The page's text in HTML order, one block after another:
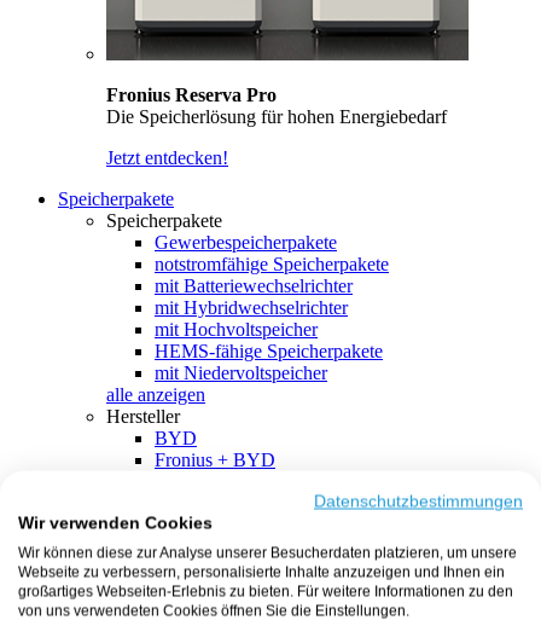
Fronius Reserva Pro
Die Speicherlösung für hohen Energiebedarf
Jetzt entdecken!
Speicherpakete
Speicherpakete
Gewerbespeicherpakete
notstromfähige Speicherpakete
mit Batteriewechselrichter
mit Hybridwechselrichter
mit Hochvoltspeicher
HEMS-fähige Speicherpakete
mit Niedervoltspeicher
alle anzeigen
Hersteller
BYD
Fronius + BYD
SMA + BYD
EcoFlow
EcoFlow + EcoFlow
FENECON
FENECON + FENECON
Datenschutzbestimmungen
Wir verwenden Cookies
Wir können diese zur Analyse unserer Besucherdaten platzieren, um unsere
Webseite zu verbessern, personalisierte Inhalte anzuzeigen und Ihnen ein
großartiges Webseiten-Erlebnis zu bieten. Für weitere Informationen zu den
von uns verwendeten Cookies öffnen Sie die Einstellungen.